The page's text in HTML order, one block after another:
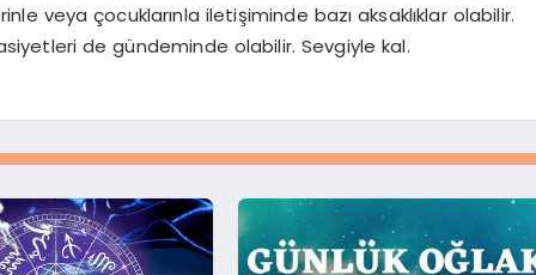
veya çocuklarınla iletişiminde bazı aksaklıklar olabilir.
de gündeminde olabilir. Sevgiyle kal.